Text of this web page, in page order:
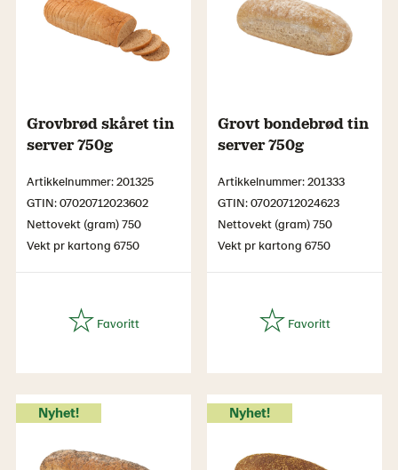
Grovbrød skåret tin
server 750g
Artikkelnummer: 201325
GTIN: 07020712023602
Nettovekt (gram) 750
Vekt pr kartong 6750
Grovt bondebrød tin
server 750g
Artikkelnummer: 201333
GTIN: 07020712024623
Nettovekt (gram) 750
Vekt pr kartong 6750
Nyhet! Nyhet!